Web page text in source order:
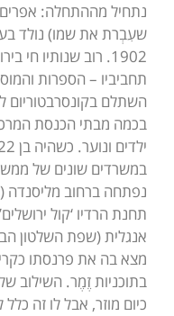
נתחיל מההתחלה: אפרים
שעִבְרת את שמו) נולד
1902. רוב שנותיו
השתלם בקונסרבטוריום
בכמה מבתי הכנסת
נפתחה ברחוב מליסנדה
תחנת הרדיו ‘קול
אנגלית (שפת השלטון
מצא בה את פרנסתו
בתוכניות זֶמֶר. השילוב
כיום מוזר, אבל לו זה